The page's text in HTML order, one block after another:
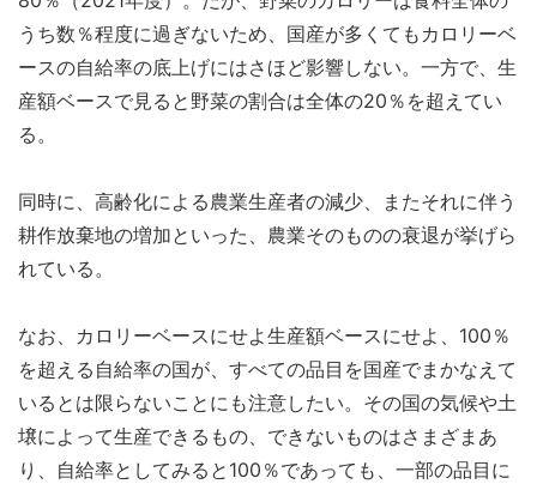
うち数％程度に過ぎないため、国産が多くてもカロリーベ
ースの自給率の底上げにはさほど影響しない。一方で、生
産額ベースで見ると野菜の割合は全体の20％を超えてい
る。
同時に、高齢化による農業生産者の減少、またそれに伴う
耕作放棄地の増加といった、農業そのものの衰退が挙げら
れている。
なお、カロリーベースにせよ生産額ベースにせよ、100％
を超える自給率の国が、すべての品目を国産でまかなえて
いるとは限らないことにも注意したい。その国の気候や土
壌によって生産できるもの、できないものはさまざまあ
り、自給率としてみると100％であっても、一部の品目に